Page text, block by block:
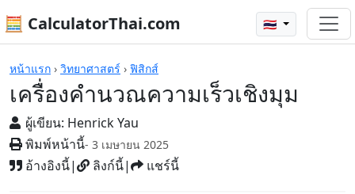
🧮 CalculatorThai.com 🇹🇭
หน้าแรก › วิทยาศาสตร์ › ฟิสิกส์
เครื่องคำนวณความเร็วเชิงมุม
ผู้เขียน: Henrick Yau
พิมพ์หน้านี้- 3 เมษายน 2025
อ้างอิงนี้| ลิงก์นี้| แชร์นี้
เครื่องคิดเลข